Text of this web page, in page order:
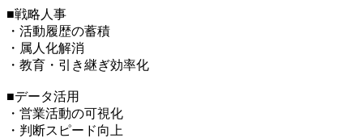
■戦略人事
・活動履歴の蓄積
・属人化解消
・教育・引き継ぎ効率化
■データ活用
・営業活動の可視化
・判断スピード向上